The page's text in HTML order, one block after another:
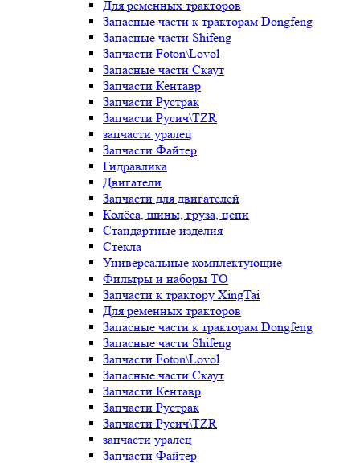
Для ременных тракторов
Запасные части к тракторам Dongfeng
Запасные части Shifeng
Запчасти Foton\Lovol
Запасные части Скаут
Запчасти Кентавр
Запчасти Рустрак
Запчасти Русич\TZR
запчасти уралец
Запчасти Файтер
Гидравлика
Двигатели
Запчасти для двигателей
Колёса, шины, груза, цепи
Стандартные изделия
Стёкла
Универсальные комплектующие
Фильтры и наборы ТО
Запчасти к трактору XingTai
Для ременных тракторов
Запасные части к тракторам Dongfeng
Запасные части Shifeng
Запчасти Foton\Lovol
Запасные части Скаут
Запчасти Кентавр
Запчасти Рустрак
Запчасти Русич\TZR
запчасти уралец
Запчасти Файтер